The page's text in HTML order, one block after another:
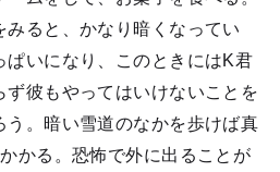
ると、かなり暗くなってい
ぱいになり、このときにはK君
ず彼もやってはいけないことを
う。暗い雪道のなかを歩けば真
かる。恐怖で外に出ることが